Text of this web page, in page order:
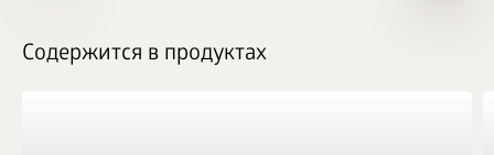
Содержится в продуктах